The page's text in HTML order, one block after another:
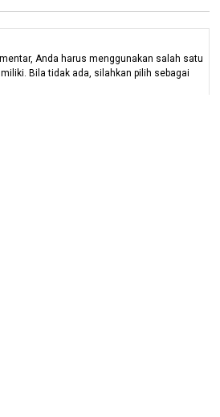
Anda harus menggunakan salah satu
Bila tidak ada, silahkan pilih sebagai